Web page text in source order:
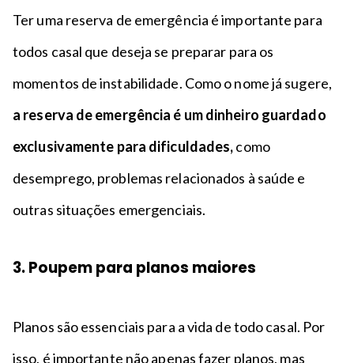
Ter uma reserva de emergência é importante para
todos casal que deseja se preparar para os
momentos de instabilidade. Como o nome já sugere,
a reserva de emergência é um dinheiro guardado
exclusivamente para dificuldades,como
desemprego, problemas relacionados à saúde e
outras situações emergenciais.
3. Poupem para planos maiores
Planos são essenciais para a vida de todo casal. Por
isso, é importante não apenas fazer planos, mas